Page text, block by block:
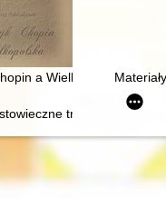
a Wielkopolska
transkrypcje